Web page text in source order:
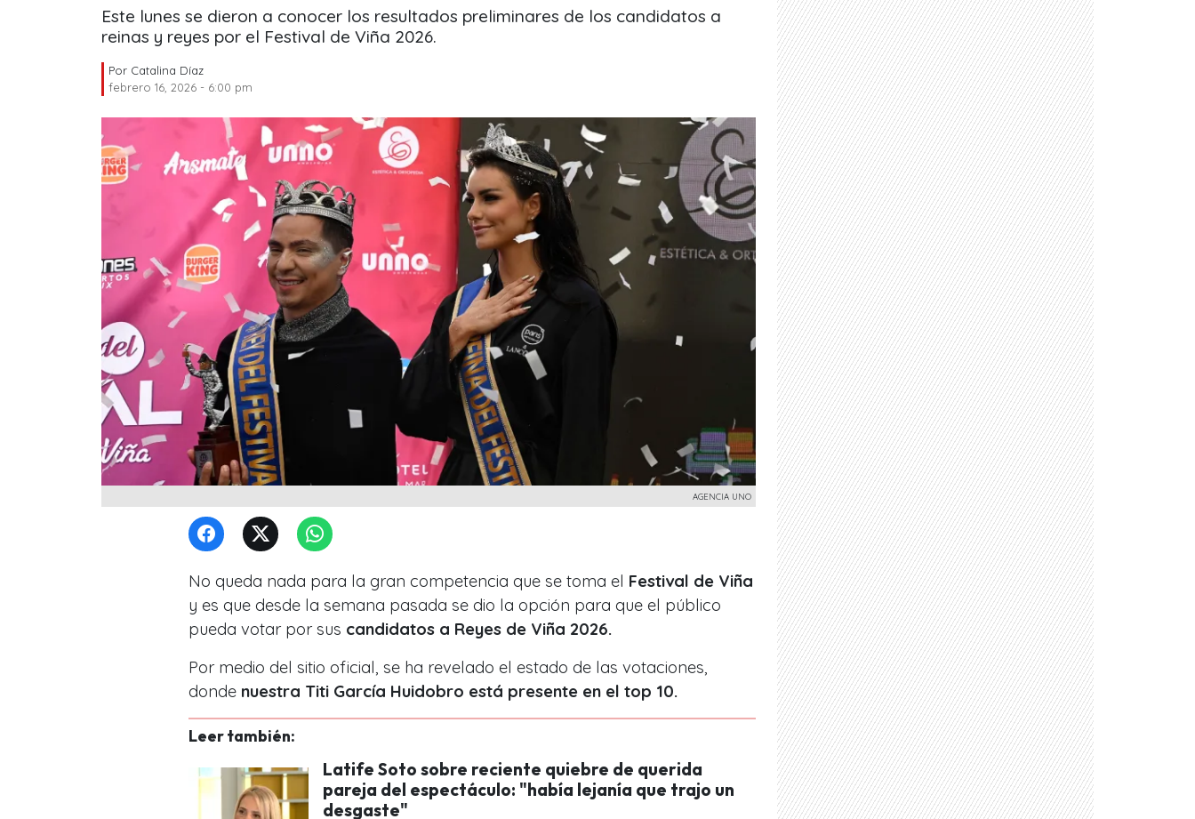
Este lunes se dieron a conocer los resultados preliminares de los candidatos a
reinas y reyes por el Festival de Viña 2026.
Por Catalina Díaz
febrero 16, 2026 - 6:00 pm
AGENCIA UNO
No queda nada para la gran competencia que se toma el Festival de Viña
y es que desde la semana pasada se dio la opción para que el público
pueda votar por sus candidatos a Reyes de Viña 2026.
Por medio del sitio oficial, se ha revelado el estado de las votaciones,
donde nuestra Titi García Huidobro está presente en el top 10.
Leer también:
Latife Soto sobre reciente quiebre de querida
pareja del espectáculo: "había lejanía que trajo un
desgaste"